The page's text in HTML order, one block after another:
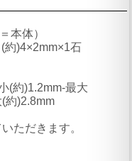
本体）
約)4×2mm×1石
(約)1.2mm-最大
約)2.8mm
ただきます。